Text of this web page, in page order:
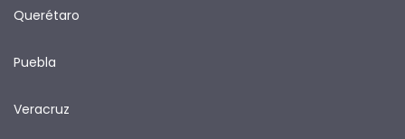
Querétaro
Puebla
Veracruz